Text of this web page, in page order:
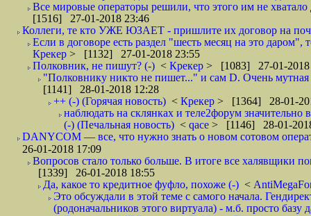
Все мировые операторы решили, что этого им не
[1516] 27-01-2018 23:46
Коллеги, те кто УЖЕ ЮЗАЕТ - пришлите их договор на
Если в договоре есть раздел "шесть месяц на это даром",
Крекер > [1132] 27-01-2018 23:55
Полковник, не пишут? (-) < Крекер > [1083] 27-01-2018
"Полковнику никто не пишет..." и сам D. Очень
[1141] 28-01-2018 12:28
++ (-) (Горячая новость) < Крекер > [1364] 28-01-
наблюдать на склянках и теле2форум
(-) (Печальная новость) < qace > [1146] 28-01-
DANYCOM — все, что нужно знать о новом сотовом
26-01-2018 17:09
Вопросов стало только больше. В итоге все халявщики
[1339] 26-01-2018 18:55
Да, какое то кредитное фуфло, похоже (-) <
Это обсуждали в этой теме с самого начала.
(родоначальников этого виртуала) - м.б. просто